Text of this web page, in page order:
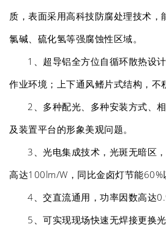
质，表面采用高科技防腐处理技术，
氯碱、硫化氢等强腐蚀性区域。
1、超导铝全方位自循环散热设
作业环境；上下通风鳍片式结构，不
2、多种配光、多种安装方式、
及装置平台的形象美观问题。
3、光电集成技术，光斑无暗区
高达100lm/W，同比金卤灯节能60%
4、交直流通用，功率因数高达
5、可实现现场快速无焊接更换光